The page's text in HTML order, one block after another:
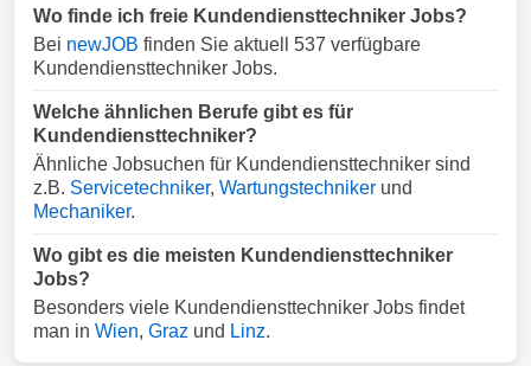
Wo finde ich freie Kundendiensttechniker Jobs?
Bei newJOB finden Sie aktuell 537 verfügbare
Kundendiensttechniker Jobs.
Welche ähnlichen Berufe gibt es für
Kundendiensttechniker?
Ähnliche Jobsuchen für Kundendiensttechniker sind
z.B. Servicetechniker, Wartungstechniker und
Mechaniker.
Wo gibt es die meisten Kundendiensttechniker
Jobs?
Besonders viele Kundendiensttechniker Jobs findet
man in Wien, Graz und Linz.